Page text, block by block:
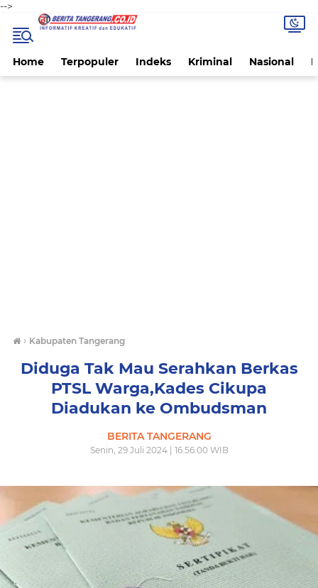
-->
Home Terpopuler Indeks Kriminal Nasional
› Kabupaten Tangerang
Diduga Tak Mau Serahkan Berkas
PTSL Warga,Kades Cikupa
Diadukan ke Ombudsman
BERITA TANGERANG
Senin, 29 Juli 2024 | 16.56.00 WIB